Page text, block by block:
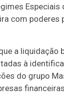
com
a
à
do grupo